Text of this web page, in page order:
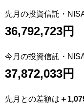
先月の投資信託・
36,792,723 円
今月の投資信託・
37,872,033 円
先月との差額は ＋